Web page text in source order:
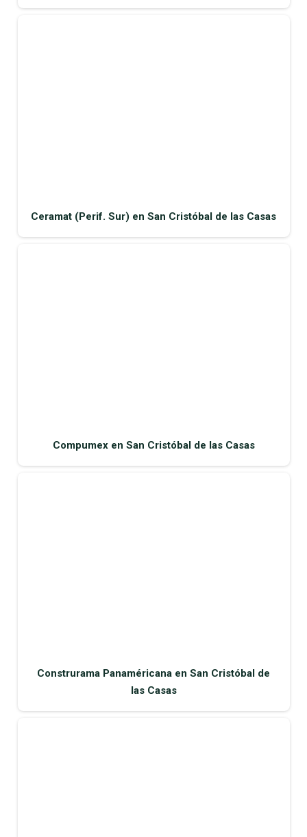
Ceramat (Perif. Sur) en San Cristóbal de las Casas
Compumex en San Cristóbal de las Casas
Construrama Panaméricana en San Cristóbal de
las Casas